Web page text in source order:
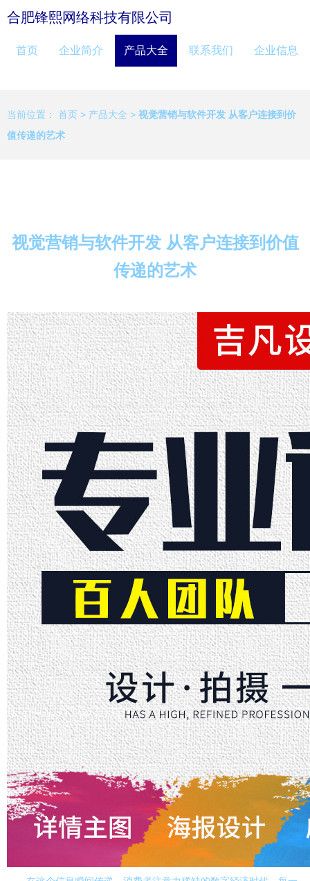
合肥锋熙网络科技有限公司
首页 企业简介 产品大全 联系我们 企业信息
当前位置： 首页 > 产品大全 > 视觉营销与软件开发 从客户连接到价
值传递的艺术
视觉营销与软件开发 从客户连接到价值
传递的艺术